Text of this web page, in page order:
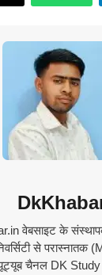
वेबसाइट के
से परास्नातक
चैनल DK Study